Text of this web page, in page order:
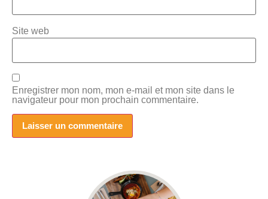
Site web
Enregistrer mon nom, mon e-mail et mon site dans le
navigateur pour mon prochain commentaire.